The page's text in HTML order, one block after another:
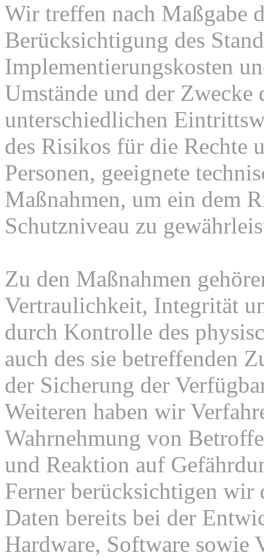
Wir treffen nach Maßgabe
Berücksichtigung des
Implementierungskosten
Umstände und der Zwecke
unterschiedlichen
des Risikos für die Rechte
Personen, geeignete
Maßnahmen, um ein dem
Schutzniveau zu
Zu den Maßnahmen
Vertraulichkeit, Integrität
durch Kontrolle des
auch des sie betreffenden
der Sicherung der
Weiteren haben wir
Wahrnehmung von
und Reaktion auf
Ferner berücksichtigen wir
Daten bereits bei der
Hardware, Software sowie